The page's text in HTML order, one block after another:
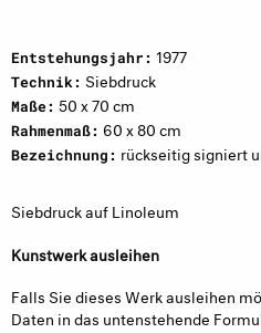
Entstehungsjahr: 1977
Technik: Siebdruck
Maße: 50 x 70 cm
Rahmenmaß: 60 x 80 cm
Bezeichnung: rückseitig signiert
Siebdruck auf Linoleum
Kunstwerk ausleihen
Falls Sie dieses Werk ausleihen
Daten in das untenstehende